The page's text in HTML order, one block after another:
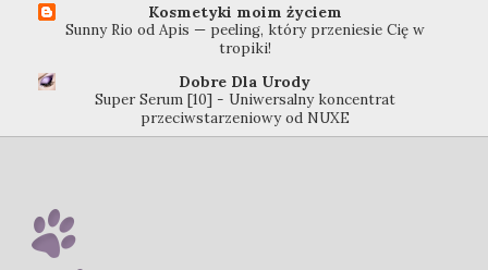
Kosmetyki moim życiem
Sunny Rio od Apis — peeling, który przeniesie Cię w
tropiki!
Dobre Dla Urody
Super Serum [10] - Uniwersalny koncentrat
przeciwstarzeniowy od NUXE